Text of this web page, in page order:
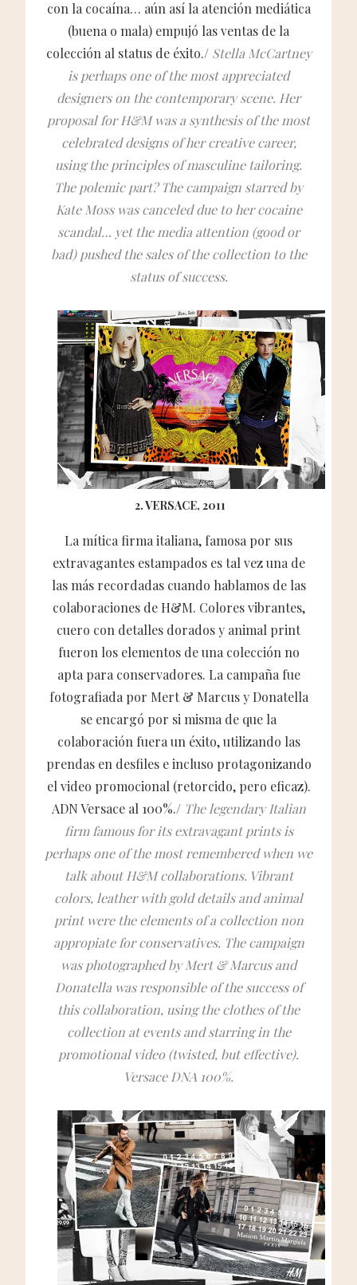
con la cocaína… aún así la atención mediática
(buena o mala) empujó las ventas de la
colección al status de éxito./ Stella McCartney
is perhaps one of the most appreciated
designers on the contemporary scene. Her
proposal for H&M was a synthesis of the most
celebrated designs of her creative career,
using the principles of masculine tailoring.
The polemic part? The campaign starred by
Kate Moss was canceled due to her cocaine
scandal… yet the media attention (good or
bad) pushed the sales of the collection to the
status of success.
2. VERSACE, 2011
La mítica firma italiana, famosa por sus
extravagantes estampados es tal vez una de
las más recordadas cuando hablamos de las
colaboraciones de H&M. Colores vibrantes,
cuero con detalles dorados y animal print
fueron los elementos de una colección no
apta para conservadores. La campaña fue
fotografiada por Mert & Marcus y Donatella
se encargó por si misma de que la
colaboración fuera un éxito, utilizando las
prendas en desfiles e incluso protagonizando
el video promocional (retorcido, pero eficaz).
ADN Versace al 100%./The legendary Italian
firm famous for its extravagant prints is
perhaps one of the most remembered when we
talk about H&M collaborations. Vibrant
colors, leather with gold details and animal
print were the elements of a collection non
appropiate for conservatives. The campaign
was photographed by Mert & Marcus and
Donatella was responsible of the success of
this collaboration, using the clothes of the
collection at events and starring in the
promotional video (twisted, but effective).
Versace DNA 100%.